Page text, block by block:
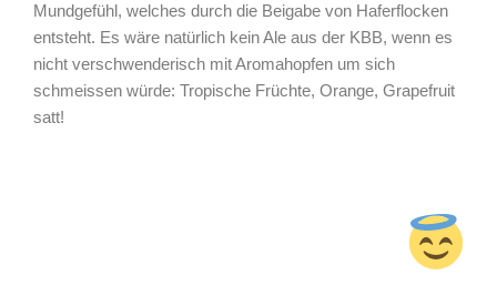
Mundgefühl, welches durch die Beigabe von Haferflocken
entsteht. Es wäre natürlich kein Ale aus der KBB, wenn es
nicht verschwenderisch mit Aromahopfen um sich
schmeissen würde: Tropische Früchte, Orange, Grapefruit
satt!